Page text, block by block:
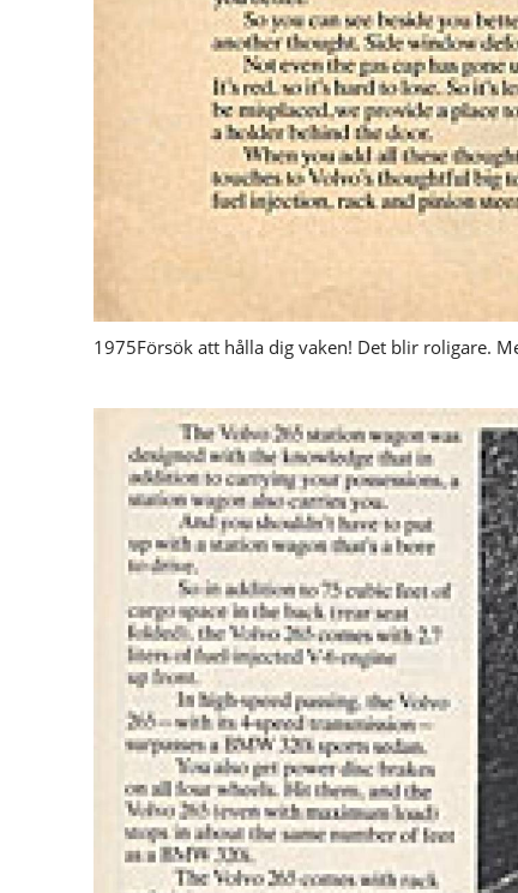
1975Försök att hålla dig vaken! Det blir roligare.